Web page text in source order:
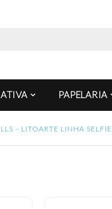
PAPELARIA
– LITOARTE LINHA SELFIE